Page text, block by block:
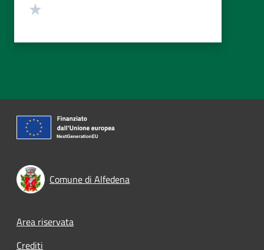
Comune di Alfedena
Footer menu
Area riservata
Crediti